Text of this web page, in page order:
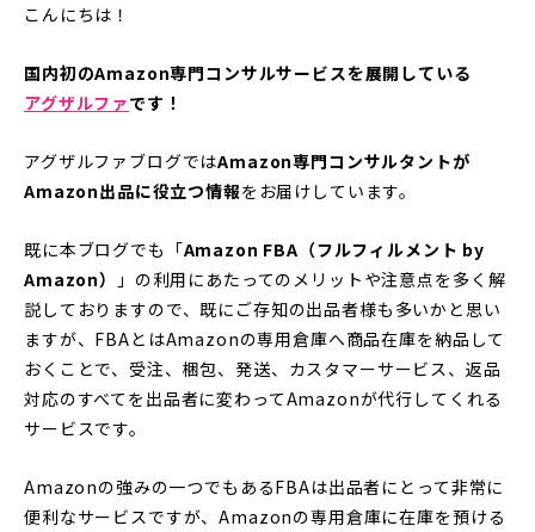
こんにちは！
国内初のAmazon専門コンサルサービスを展開している
アグザルファです！
アグザルファブログではAmazon専門コンサルタントが
Amazon出品に役立つ情報をお届けしています。
既に本ブログでも「Amazon FBA（フルフィルメント by
Amazon）
」の利用にあたってのメリットや注意点を多く解
説しておりますので、既にご存知の出品者様も多いかと思い
ますが、FBAとはAmazonの専用倉庫へ商品在庫を納品して
おくことで、受注、梱包、発送、カスタマーサービス、返品
対応のすべてを出品者に変わってAmazonが代行してくれる
サービスです。
Amazonの強みの一つでもあるFBAは出品者にとって非常に
便利なサービスですが、Amazonの専用倉庫に在庫を預ける